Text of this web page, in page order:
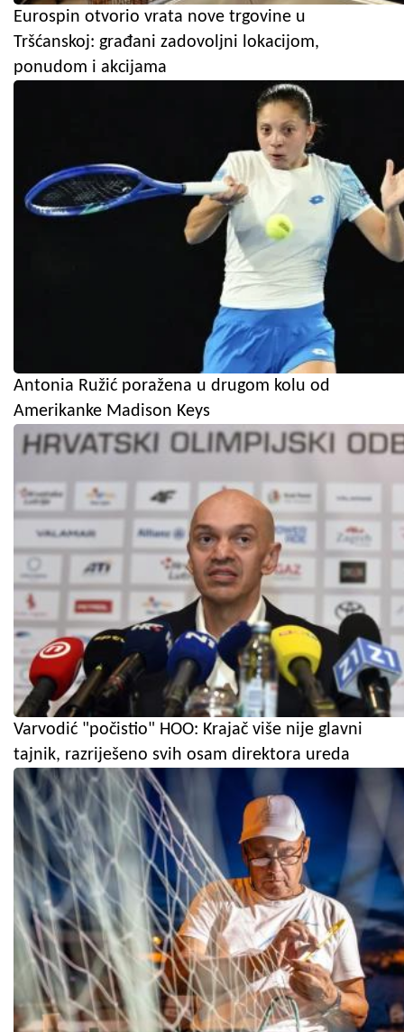
Eurospin otvorio vrata nove trgovine u
Tršćanskoj: građani zadovoljni lokacijom,
ponudom i akcijama
Antonia Ružić poražena u drugom kolu od
Amerikanke Madison Keys
Varvodić "počistio" HOO: Krajač više nije glavni
tajnik, razriješeno svih osam direktora ureda